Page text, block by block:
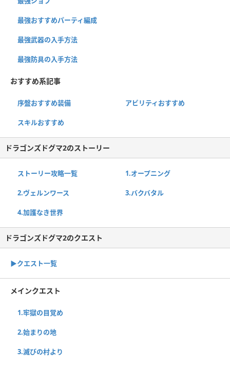
最強おすすめパーティ編成
最強武器の入手方法
最強防具の入手方法
おすすめ系記事
序盤おすすめ装備 アビリティおすすめ
スキルおすすめ
ドラゴンズドグマ2のストーリー
ストーリー攻略一覧 1.オープニング
2.ヴェルンワース 3.バクバタル
4.加護なき世界
ドラゴンズドグマ2のクエスト
▶︎クエスト一覧
メインクエスト
1.牢獄の目覚め
2.始まりの地
3.滅びの村より